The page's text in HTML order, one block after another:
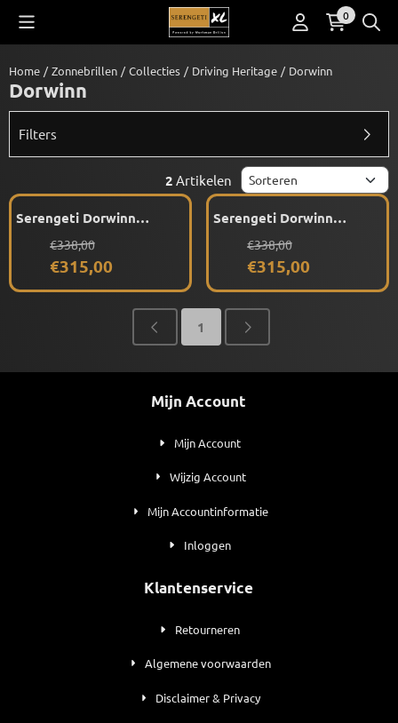
Cookievoorkeuren zijn beschikbaar. Kies instellingen of sta alle
0
Home / Zonnebrillen / Collecties / Driving Heritage / Dorwinn
Dorwinn
Filters
2 Artikelen Sorteermethode
Serengeti Dorwinn
Gold) Gepolariseerd
Van 338,00 voor 315,00
€338,00
€315,00
Serengeti Dorwinn
Gepolariseerd
Van 338,00 voor 315,00
€338,00
€315,00
1
Mijn Account
Mijn Account
Wijzig Account
Mijn Accountinformatie
Inloggen
Klantenservice
Retourneren
Algemene voorwaarden
Disclaimer & Privacy